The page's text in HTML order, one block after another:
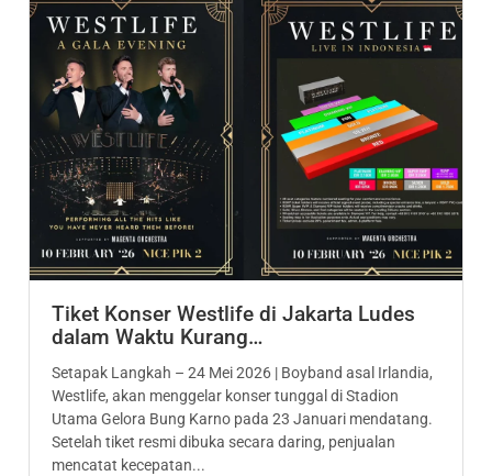
Tiket Konser Westlife di Jakarta Ludes
dalam Waktu Kurang…
Setapak Langkah – 24 Mei 2026 | Boyband asal Irlandia,
Westlife, akan menggelar konser tunggal di Stadion
Utama Gelora Bung Karno pada 23 Januari mendatang.
Setelah tiket resmi dibuka secara daring, penjualan
mencatat kecepatan...